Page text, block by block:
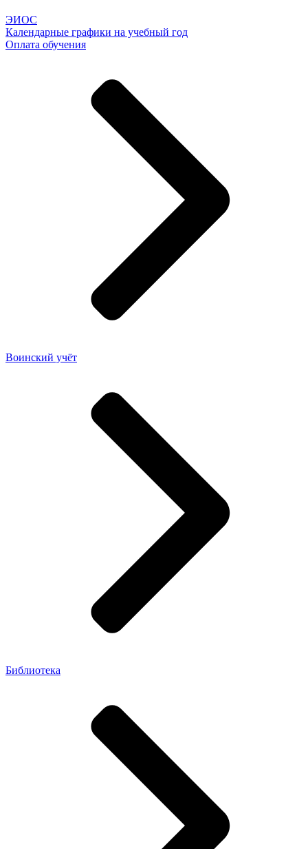
ЭИОС
Календарные графики на учебный год
Оплата обучения
Воинский учёт
Библиотека